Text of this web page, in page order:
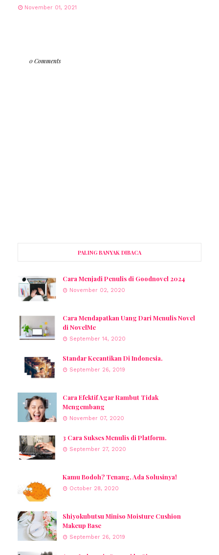
November 01, 2021
0 Comments
PALING BANYAK DIBACA
Cara Menjadi Penulis di Goodnovel 2024
November 02, 2020
Cara Mendapatkan Uang Dari Menulis Novel
di NovelMe
September 14, 2020
Standar Kecantikan Di Indonesia.
September 26, 2019
Cara Efektif Agar Rambut Tidak
Mengembang
November 07, 2020
3 Cara Sukses Menulis di Platform.
September 27, 2020
Kamu Bodoh? Tenang, Ada Solusinya!
October 28, 2020
Shiyokubutsu Miniso Moisture Cushion
Makeup Base
September 26, 2019